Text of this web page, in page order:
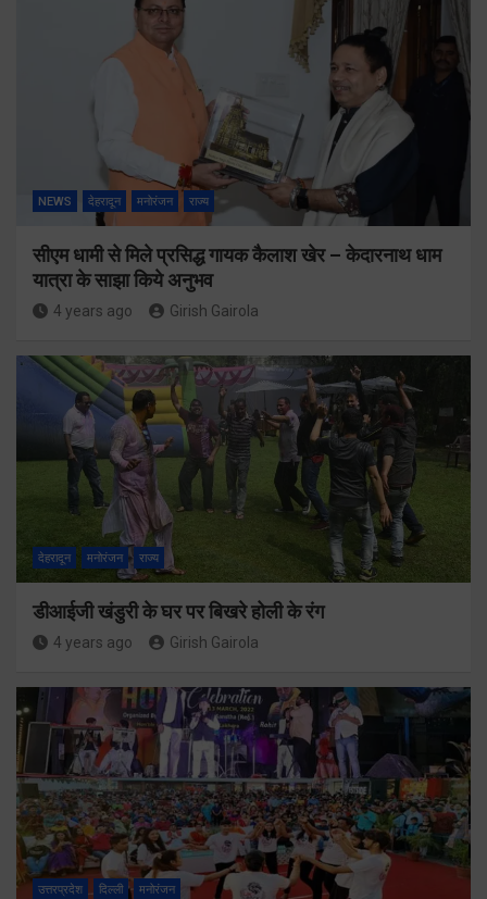
NEWS देहरादून मनोरंजन राज्य
सीएम धामी से मिले प्रसिद्ध गायक कैलाश खेर – केदारनाथ धाम
यात्रा के साझा किये अनुभव
4 years ago Girish Gairola
देहरादून मनोरंजन राज्य
डीआईजी खंडुरी के घर पर बिखरे होली के रंग
4 years ago Girish Gairola
उत्तरप्रदेश दिल्ली मनोरंजन